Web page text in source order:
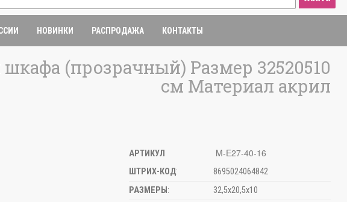
НОВИНКИ РАСПРОДАЖА КОНТАКТЫ
(прозрачный) Размер 32520510
см Материал акрил
АРТИКУЛ M-E27-40-16
ШТРИХ-КОД:
8695024064842
РАЗМЕРЫ :
32,5х20,5х10